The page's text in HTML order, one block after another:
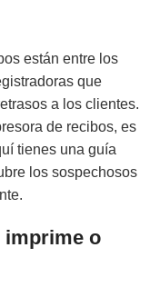
están entre los
que
a los clientes.
de recibos, es
tienes una guía
los sospechosos
imprime o